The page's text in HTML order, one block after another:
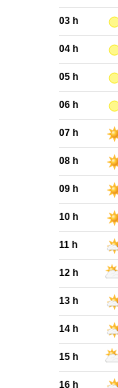
03 h
04 h
05 h
06 h
07 h
08 h
09 h
10 h
11 h
12 h
13 h
14 h
15 h
16 h